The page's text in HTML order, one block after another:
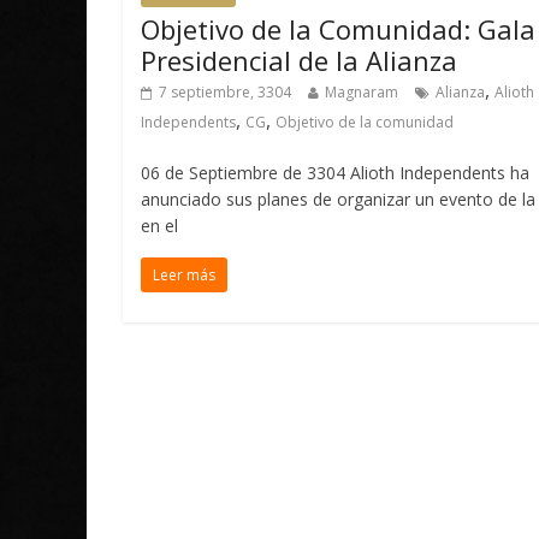
Objetivo de la Comunidad: Gala
Presidencial de la Alianza
7 septiembre, 3304 Magnaram Alianza, Alioth
Independents, CG, Objetivo de la comunidad
06 de Septiembre de 3304 Alioth Independents ha
anunciado sus planes de organizar un evento de
en el
Leer más